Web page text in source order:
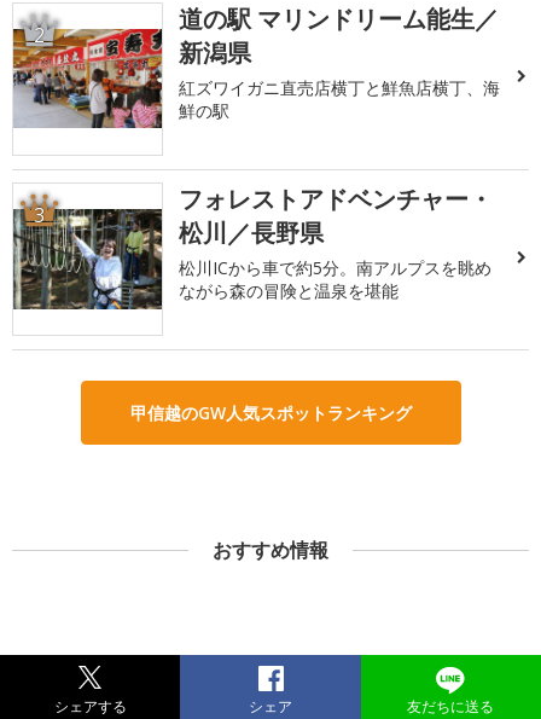
2
道の駅 マリンドリーム能生／
新潟県
紅ズワイガニ直売店横丁と鮮魚店横丁、海
鮮の駅
3
フォレストアドベンチャー・
松川／長野県
松川ICから車で約5分。南アルプスを眺め
ながら森の冒険と温泉を堪能
甲信越のGW人気スポットランキング
おすすめ情報
シェアする シェア 友だちに送る